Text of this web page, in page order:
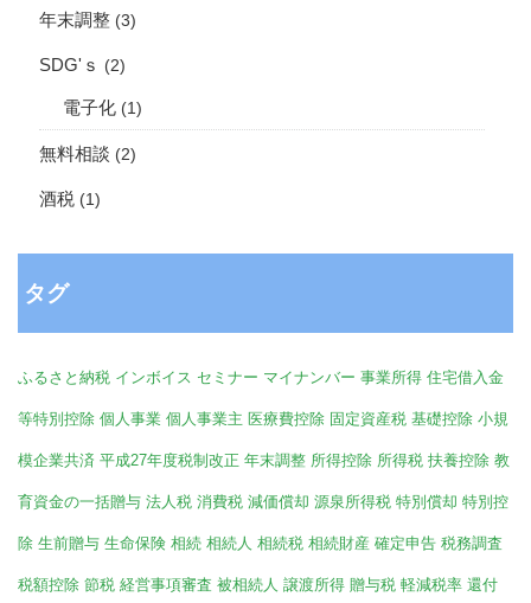
年末調整 (3)
SDG'ｓ (2)
電子化 (1)
無料相談 (2)
酒税 (1)
タグ
ふるさと納税 インボイス セミナー マイナンバー 事業所得 住宅借入金
等特別控除 個人事業 個人事業主 医療費控除 固定資産税 基礎控除 小規
模企業共済 平成27年度税制改正 年末調整 所得控除 所得税 扶養控除 教
育資金の一括贈与 法人税 消費税 減価償却 源泉所得税 特別償却 特別控
除 生前贈与 生命保険 相続 相続人 相続税 相続財産 確定申告 税務調査
税額控除 節税 経営事項審査 被相続人 譲渡所得 贈与税 軽減税率 還付